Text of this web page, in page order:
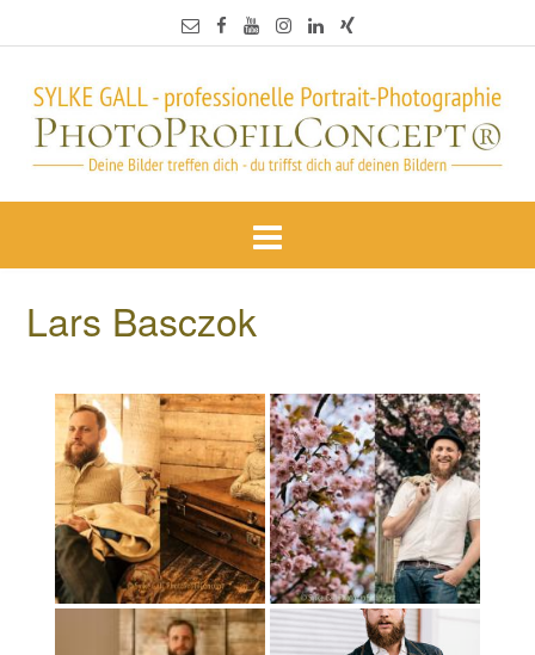
Lars Basczok